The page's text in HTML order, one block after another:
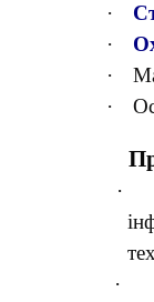
·
·
·
·
·
·